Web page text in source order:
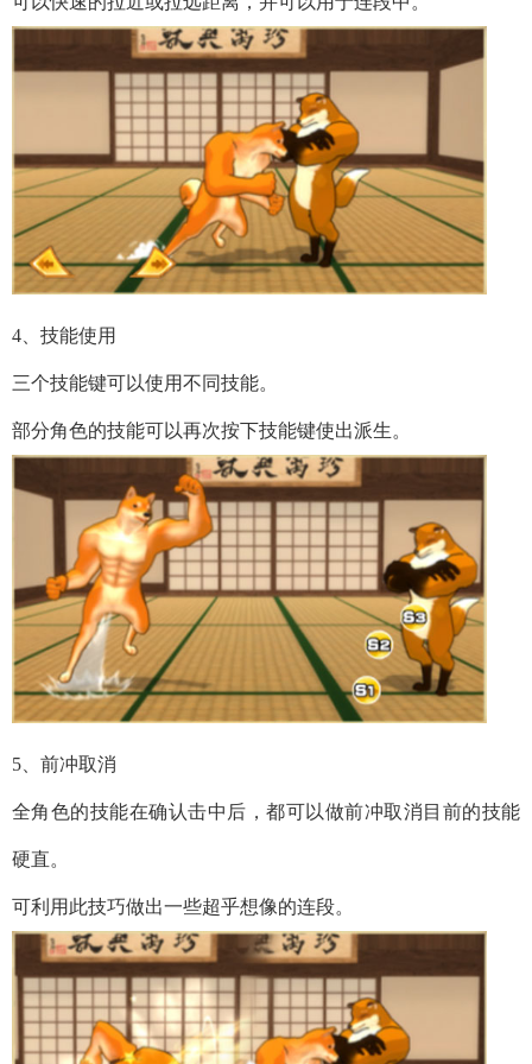
4、技能使用
三个技能键可以使用不同技能。
部分角色的技能可以再次按下技能键使出派生。
5、前冲取消
全角色的技能在确认击中后，都可以做前冲取消目前的技能
硬直。
可利用此技巧做出一些超乎想像的连段。